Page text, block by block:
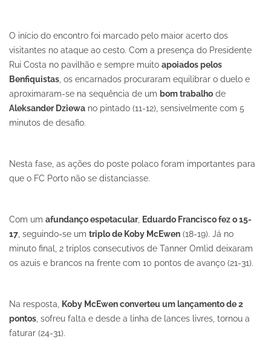
O início do encontro foi marcado pelo maior acerto dos
visitantes no ataque ao cesto. Com a presença do Presidente
Rui Costa no pavilhão e sempre muito apoiados pelos
Benfiquistas , os encarnados procuraram equilibrar o duelo e
aproximaram-se na sequência de um bom trabalho de
Aleksander Dziewa no pintado (11-12), sensivelmente com 5
minutos de desafio.
Nesta fase, as ações do poste polaco foram importantes para
que o FC Porto não se distanciasse.
Com um afundanço espetacular, Eduardo Francisco fez o 15-
17 , seguindo-se um triplo de Koby McEwen (18-19). Já no
minuto final, 2 triplos consecutivos de Tanner Omlid deixaram
os azuis e brancos na frente com 10 pontos de avanço (21-31).
Na resposta,
Koby McEwen converteu um lançamento de 2
pontos , sofreu falta e desde a linha de lances livres, tornou a
faturar (24-31).